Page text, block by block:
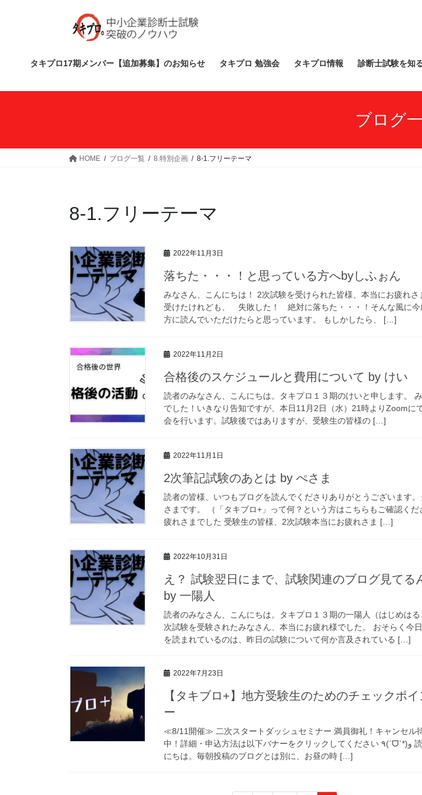
ス
ン
タキプロ17期メンバー【追加募集】のお知らせ タキプロ 勉強会 タキプロ情報 診断士試験を知
ブログ
HOME ブログ一覧 8.特別企画 8-1.フリーテーマ
8-1.フリーテーマ
2022年11月3日
落ちた・・・！と思っている方へbyしふぉん
みなさん、こんにちは！ 2次試験を受けられた皆様、本当にお疲れ
受けたけれども、 失敗した！ 絶対に落ちた・・・！そんな風に今
方に読んでいただけたらと思っています。 もしかしたら、 […]
2022年11月2日
合格後のスケジュールと費用について by けい
読者のみなさん、こんにちは。タキプロ１３期のけいと申します。
でした！いきなり告知ですが、本日11月2日（水）21時よりZoomに
会を行います。試験後ではありますが、受験生の皆様の […]
2022年11月1日
2次筆記試験のあとは by ぺさま
読者の皆様、いつもブログを読んでくださりありがとうございます
さまです。 （「タキブロ+」って何？という方はこちらもご確認く
疲れさまでした 受験生の皆様、2次試験本当にお疲れさま […]
2022年10月31日
え？ 試験翌日にまで、試験関連のブログ見てる
by 一陽人
読者のみなさん、こんにちは。タキプロ１３期の一陽人（はじめは
次試験を受験されたみなさん、本当にお疲れ様でした。 おそらく今
を読まれているのは、昨日の試験について何か言及されている […]
2022年7月23日
【タキブロ+】地方受験生のためのチェックポ
ー
≪8/11開催≫ 二次スタートダッシュセミナー 満員御礼！キャンセル
中！詳細・申込方法は以下バナーをクリックしてください ٩(ˊᗜˋ*)و 読者のみなさん、こん
にちは。毎朝投稿のブログとは別に、お昼の時 […]